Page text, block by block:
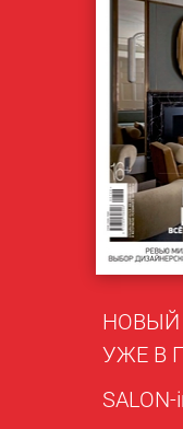
УЖЕ В